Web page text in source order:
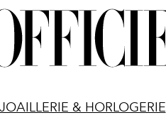
JOAILLERIE & HORLOGERIE